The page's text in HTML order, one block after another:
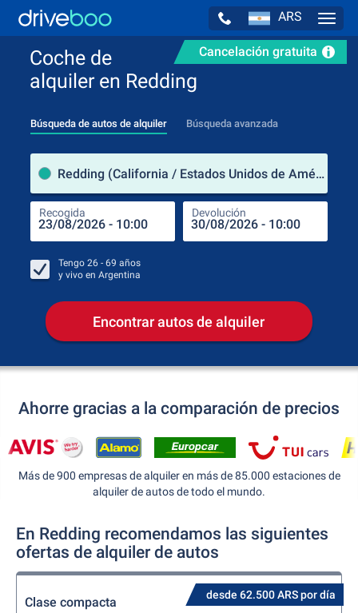
ARS
Cancelación gratuita
Coche de
alquiler en Redding
Búsqueda de autos de alquiler Búsqueda avanzada
Redding (California / Estados Unidos de América)
Recogida Devolución
Tengo 26 - 69 años
y vivo en Argentina
Encontrar autos de alquiler
Ahorre gracias a la comparación de precios
Más de 900 empresas de alquiler en más de 85.000 estaciones de
alquiler de autos de todo el mundo.
En Redding recomendamos las siguientes
ofertas de alquiler de autos
desde 62.500 ARS por día
Clase compacta